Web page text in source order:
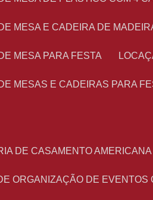
DE MESA E CADEIRA DE
DE MESA PARA FESTA
DE MESAS E CADEIRAS PARA
DE CASAMENTO AMERICANA
DE ORGANIZAÇÃO DE EVENTOS